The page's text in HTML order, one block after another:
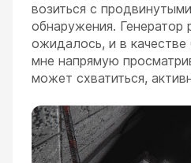
возиться с
обнаружения. Генератор
ожидалось, и в качестве
мне напрямую
может схватиться,